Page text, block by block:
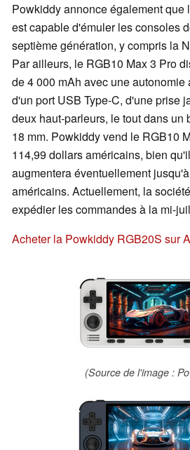
Powkiddy annonce également que
est capable d'émuler les consoles
septième génération, y compris la
Par ailleurs, le RGB10 Max 3 Pro
de 4 000 mAh avec une autonomie
d'un port USB Type-C, d'une prise
deux haut-parleurs, le tout dans un
18 mm. Powkiddy vend le RGB10
114,99 dollars américains, bien
augmentera éventuellement
américains. Actuellement, la
expédier les commandes à la mi-
Acheter la Powkiddy RGB20S sur
(Source de l'image :